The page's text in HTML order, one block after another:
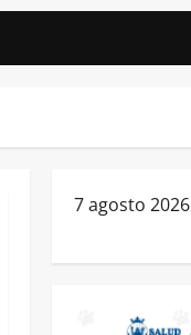
7 agosto 2026